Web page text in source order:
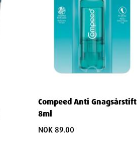
Compeed Anti Gnagsårstift
8ml
NOK 89.00